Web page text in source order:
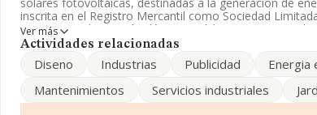
inscrita en el Registro Mercantil como Sociedad
'Transporte de energía eléctrica', código 3512. No
exportación.
Para comunicarse con sus oficinas, el número de
La empresaAlfa Solar Fotovoltaica 25 S.L, con NIF
Ver más
Actividades relacionadas
Diseno Industrias Publicidad Energia
Mantenimientos
Servicios industriales